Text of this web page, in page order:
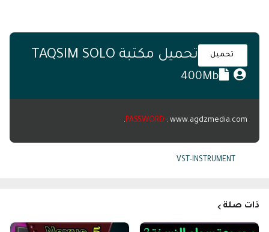
تحميل مكتبة TAQSIM SOLO تحميل
400Mb
PASSWORD : www.agdzmedia.com.
VST-INSTRUMENT
ذات صلة